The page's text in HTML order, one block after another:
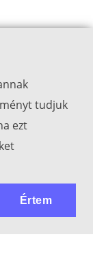
tudjuk
ezt
Értem